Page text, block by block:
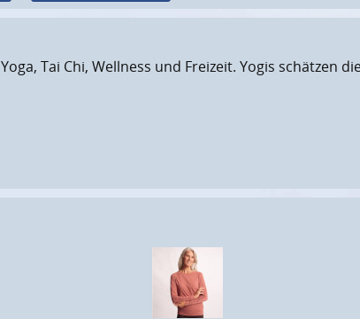
Tai Chi, Wellness und Freizeit. Yogis schätzen